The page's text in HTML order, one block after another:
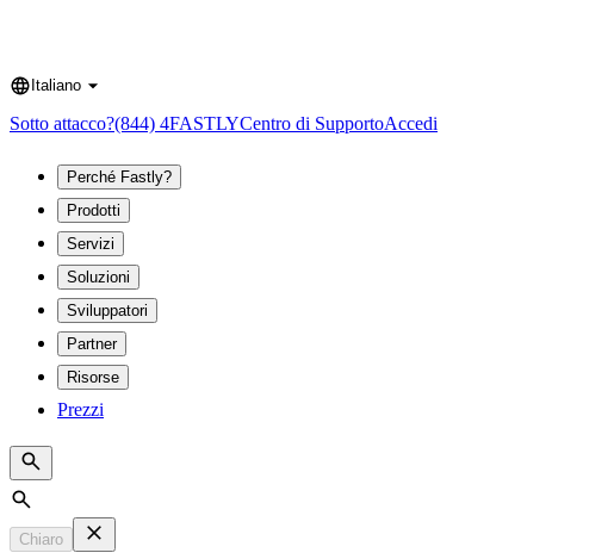
Language
Italiano
Sotto attacco?(844) 4FASTLYCentro di SupportoAccedi
Perché Fastly?
Prodotti
Servizi
Soluzioni
Sviluppatori
Partner
Risorse
Prezzi
Search
Chiaro